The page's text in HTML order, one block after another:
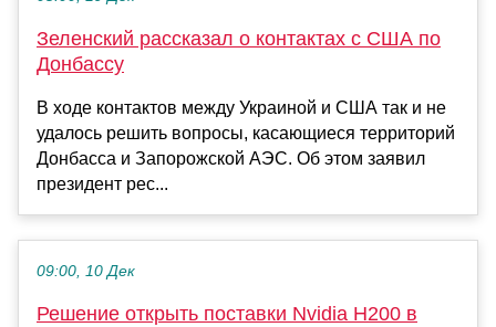
Зеленский рассказал о контактах с США по
Донбассу
В ходе контактов между Украиной и США так и не
удалось решить вопросы, касающиеся территорий
Донбасса и Запорожской АЭС. Об этом заявил
президент рес...
09:00, 10 Дек
Решение открыть поставки Nvidia H200 в